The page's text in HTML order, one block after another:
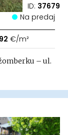
ID: 37679
Na predaj
€/m²
– ul.